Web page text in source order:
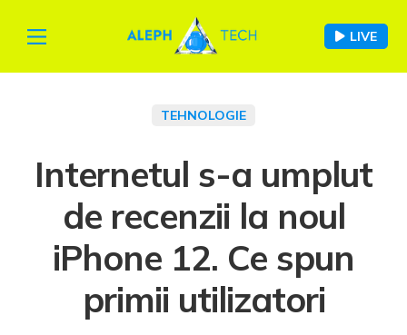
LIVE
TEHNOLOGIE
Internetul s-a umplut
de recenzii la noul
iPhone 12. Ce spun
primii utilizatori